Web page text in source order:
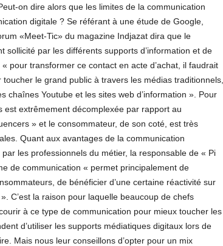
on dire alors que les limites de la communication
digitale ? Se référant à une étude de Google,
«Meet-Tic» du magazine Indjazat dira que le
sollicité par les différents supports d’information et de
pour transformer ce contact en acte d’achat, il faudrait
le grand public à travers les médias traditionnels,
chaînes Youtube et les sites web d’information ». Pour
extrêmement décomplexée par rapport au
» et le consommateur, de son coté, est très
Quant aux avantages de la communication
les professionnels du métier, la responsable de « Pi
de communication « permet principalement de
de bénéficier d’une certaine réactivité sur
C’est la raison pour laquelle beaucoup de chefs
à ce type de communication pour mieux toucher les
d’utiliser les supports médiatiques digitaux lors de
Mais nous leur conseillons d’opter pour un mix